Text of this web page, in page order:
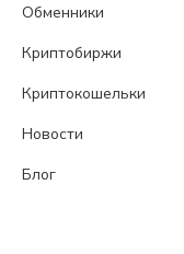
Обменники
Криптобиржи
Криптокошельки
Новости
Блог